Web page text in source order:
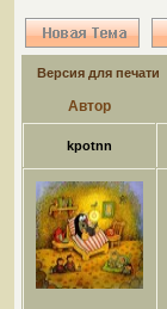
Версия для печати
Автор
kpotnn